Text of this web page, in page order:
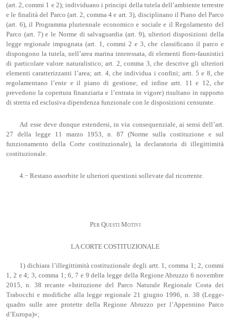
(art. 2, commi 1 e 2); individuano i principi della tutela dell’ambiente terrestre
e le finalità del Parco (art. 2, comma 4 e art. 3), disciplinano il Piano del Parco
(art. 6), il Programma pluriennale economico e sociale e il Regolamento del
Parco (art. 7) e le Norme di salvaguardia (art. 9), ulteriori disposizioni della
legge regionale impugnata (art. 1, commi 2 e 3, che classificano il parco e
dispongono la tutela, nell’area marina interessata, di elementi floro-faunistici
di particolare valore naturalistico; art. 2, comma 3, che descrive gli ulteriori
elementi caratterizzanti l’area; art. 4, che individua i confini; artt. 5 e 8, che
regolamentano l’ente e il piano di gestione; ed infine artt. 11 e 12, che
prevedono la copertura finanziaria e l’entrata in vigore) risultano in rapporto
di stretta ed esclusiva dipendenza funzionale con le disposizioni censurate.
Ad esse deve dunque estendersi, in via consequenziale, ai sensi dell’art.
27 della legge 11 marzo 1953, n. 87 (Norme sulla costituzione e sul
funzionamento della Corte costituzionale), la declaratoria di illegittimità
costituzionale.
4.− Restano assorbite le ulteriori questioni sollevate dal ricorrente.
Per Questi Motivi
LA CORTE COSTITUZIONALE
1) dichiara l’illegittimità costituzionale degli artt. 1, comma 1; 2, commi
1, 2 e 4; 3, comma 1; 6, 7 e 9 della legge della Regione Abruzzo 6 novembre
2015, n. 38 recante «Istituzione del Parco Naturale Regionale Costa dei
Trabocchi e modifiche alla legge regionale 21 giugno 1996, n. 38 (Legge-
quadro sulle aree protette della Regione Abruzzo per l’Appennino Parco
d’Europa)»;